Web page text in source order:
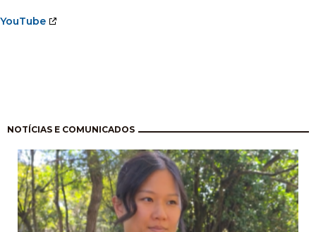
YouTube
NOTÍCIAS E COMUNICADOS
Pagination